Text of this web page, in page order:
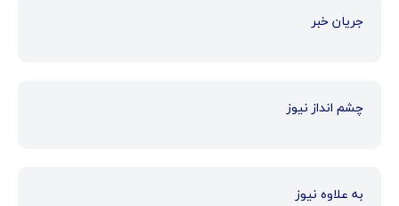
جریان خبر
چشم انداز نیوز
به علاوه نیوز